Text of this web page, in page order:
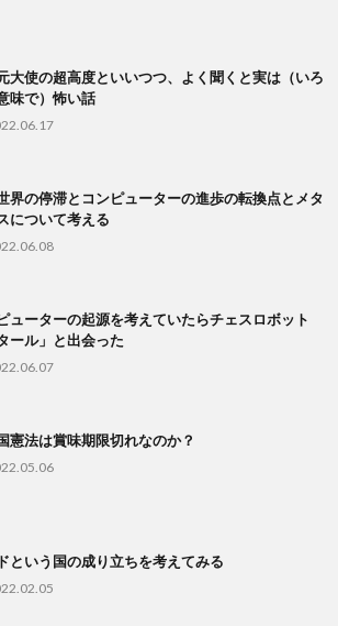
大使の超高度といいつつ、よく聞くと実は（いろ
味で）怖い話
界の停滞とコンピューターの進歩の転換点とメタ
について考える
ューターの起源を考えていたらチェスロボット
ール」と出会った
憲法は賞味期限切れなのか？
という国の成り立ちを考えてみる